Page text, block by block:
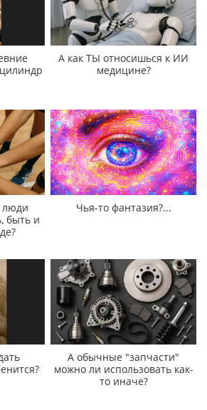
А как ТЫ относишься к ИИ
медицине?
люди
быть и
Чья-то фантазия?...
А обычные "запчасти"
можно ли использовать как-
то иначе?